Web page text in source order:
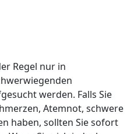
Regel nur in
werden. Falls Sie
Atemnot, schwere
haben, sollten Sie sofort